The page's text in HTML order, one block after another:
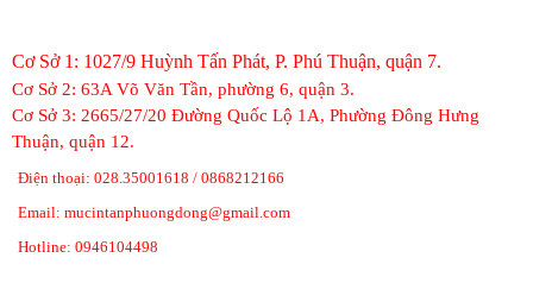
Cơ Sở 1: 1027/9 Huỳnh Tấn Phát, P. Phú Thuận, quận 7.
Cơ Sở 2: 63A Võ Văn Tần, phường 6, quận 3.
Cơ Sở 3: 2665/27/20 Đường Quốc Lộ 1A, Phường Đông Hưng
Thuận, quận 12.
Điện thoại: 028.35001618 / 0868212166
Email: mucintanphuongdong@gmail.com
Hotline: 0946104498